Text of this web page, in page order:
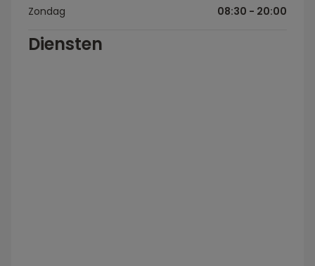
Zondag 08:30 - 20:00
Diensten